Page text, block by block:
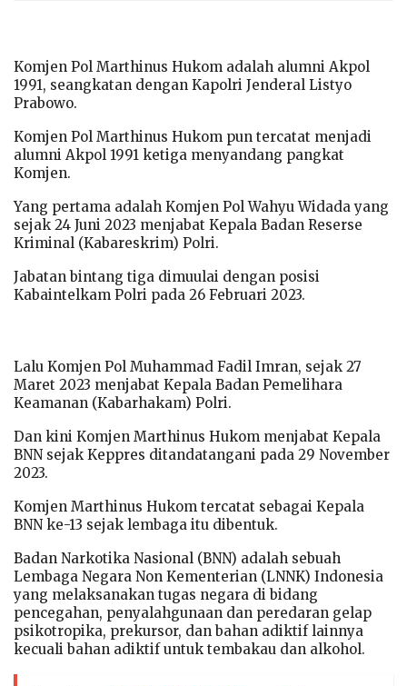
Komjen Pol Marthinus Hukom adalah alumni Akpol
1991, seangkatan dengan Kapolri Jenderal Listyo
Prabowo.
Komjen Pol Marthinus Hukom pun tercatat menjadi
alumni Akpol 1991 ketiga menyandang pangkat
Komjen.
Yang pertama adalah Komjen Pol Wahyu Widada yang
sejak 24 Juni 2023 menjabat Kepala Badan Reserse
Kriminal (Kabareskrim) Polri.
Jabatan bintang tiga dimuulai dengan posisi
Kabaintelkam Polri pada 26 Februari 2023.
Lalu Komjen Pol Muhammad Fadil Imran, sejak 27
Maret 2023 menjabat Kepala Badan Pemelihara
Keamanan (Kabarhakam) Polri.
Dan kini Komjen Marthinus Hukom menjabat Kepala
BNN sejak Keppres ditandatangani pada 29 November
2023.
Komjen Marthinus Hukom tercatat sebagai Kepala
BNN ke-13 sejak lembaga itu dibentuk.
Badan Narkotika Nasional (BNN) adalah sebuah
Lembaga Negara Non Kementerian (LNNK) Indonesia
yang melaksanakan tugas negara di bidang
pencegahan, penyalahgunaan dan peredaran gelap
psikotropika, prekursor, dan bahan adiktif lainnya
kecuali bahan adiktif untuk tembakau dan alkohol.